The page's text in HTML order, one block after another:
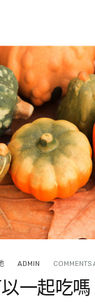
ADMIN COMMENTS
一起吃嗎